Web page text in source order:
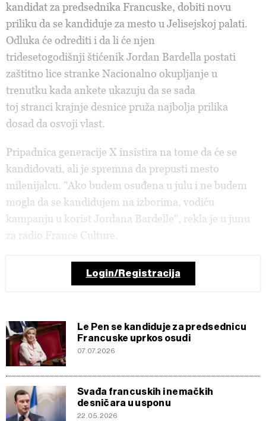
kandidat za predsednika Francuske, dobiti novu
priliku da se kandiduje za mesto u Jelisejskoj palati.
Odluka će odrediti i da li će njen
tridesetogodišnji štićenik Jordan Bardella postati
zaštitno lice stranke Nacionalno okupljanje u
trenutku kada ankete ukazuju da se sada
toj stranci krajnje desnice pruža najbolja prilika
dosad da osvoji vlast.
Pripadnica generacije X insistira na tome da će se
kandidovati, ali je spremna da prepusti mesto
milenijalcu. "Ako budem osuđena u julu i ne budem
mogla da se kandidujem na izborima, vodiću
kampanju u korist Jordana Bardelle", rekla je u junu
za radio France Culture.
Login/Registracija
Le Pen se kandiduje za predsednicu
Francuske uprkos osudi
07.07.2026
Svađa francuskih i nemačkih
desničara u usponu
22.05.2026